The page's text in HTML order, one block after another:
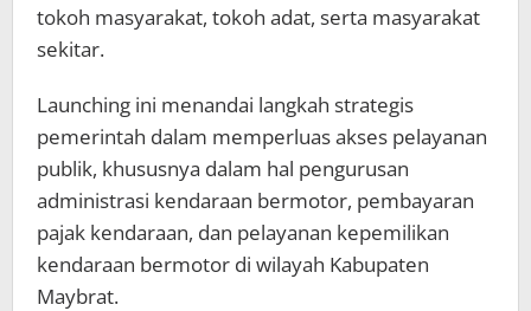
tokoh masyarakat, tokoh adat, serta masyarakat
sekitar.
Launching ini menandai langkah strategis
pemerintah dalam memperluas akses pelayanan
publik, khususnya dalam hal pengurusan
administrasi kendaraan bermotor, pembayaran
pajak kendaraan, dan pelayanan kepemilikan
kendaraan bermotor di wilayah Kabupaten
Maybrat.